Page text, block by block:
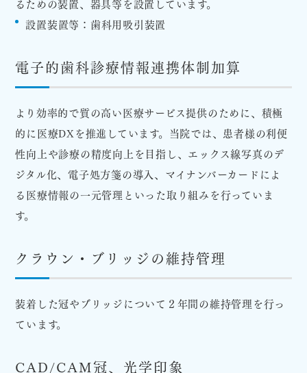
るための装置、器具等を設置しています。
設置装置等：歯科用吸引装置
電子的歯科診療情報連携体制加算
より効率的で質の高い医療サービス提供のために、積極
的に医療DXを推進しています。当院では、患者様の利便
性向上や診療の精度向上を目指し、エックス線写真のデ
ジタル化、電子処方箋の導入、マイナンバーカードによ
る医療情報の一元管理といった取り組みを行っていま
す。
クラウン・ブリッジの維持管理
装着した冠やブリッジについて２年間の維持管理を行っ
ています。
CAD/CAM冠、光学印象